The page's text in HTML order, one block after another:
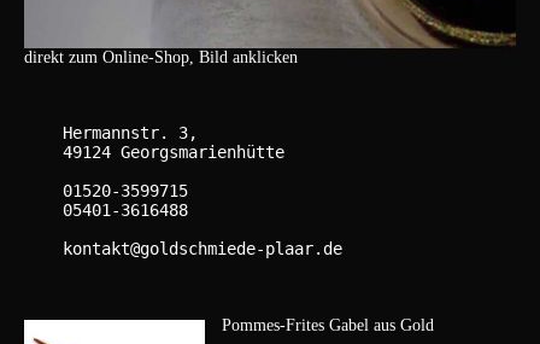
direkt zum Online-Shop, Bild anklicken
Pommes-Frites Gabel aus Gold